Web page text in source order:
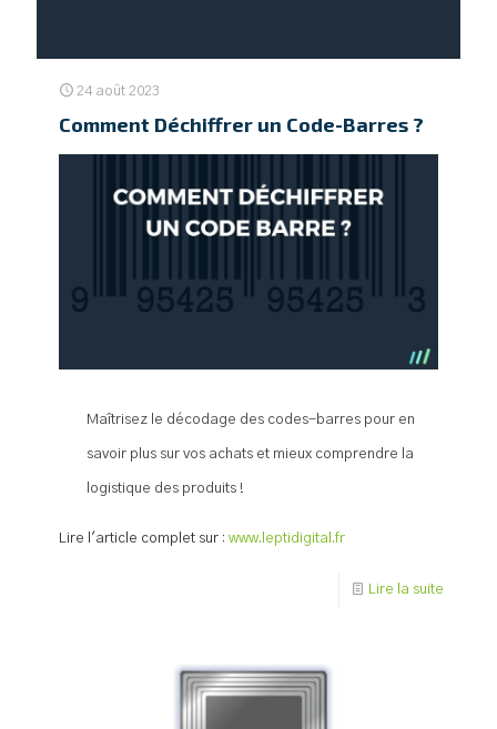
24 août 2023
Comment Déchiffrer un Code-Barres ?
Maîtrisez le décodage des codes-barres pour en
savoir plus sur vos achats et mieux comprendre la
logistique des produits !
Lire l'article complet sur : www.leptidigital.fr
Lire la suite